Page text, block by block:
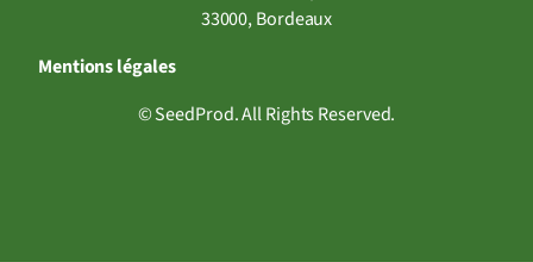
33000, Bordeaux
Mentions légales
© SeedProd. All Rights Reserved.